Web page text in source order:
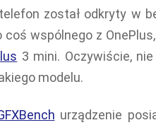
został odkryty w
wspólnego z
3 mini. Oczywiście,
modelu.
urządzenie